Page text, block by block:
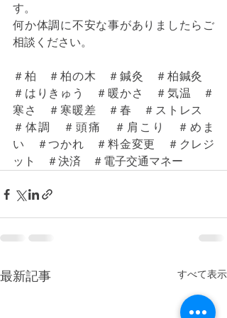
す。
何か体調に不安な事がありましたらご
相談ください。
＃柏　＃柏の木　＃鍼灸　＃柏鍼灸
＃はりきゅう　＃暖かさ　＃気温　＃
寒さ　＃寒暖差　＃春　＃ストレス
＃体調　＃頭痛　＃肩こり　＃めま
い　＃つかれ　＃料金変更　＃クレジ
ット　＃決済　＃電子交通マネー
最新記事 すべて表示